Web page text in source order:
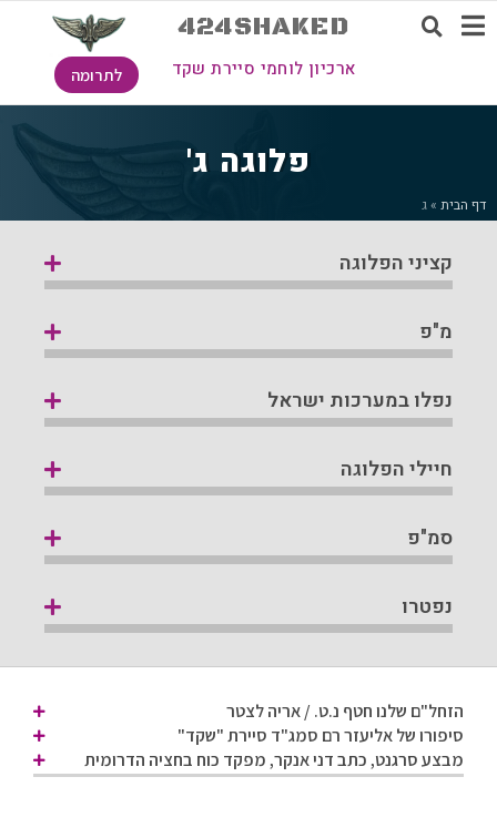
424SHAKED
ארכיון לוחמי סיירת שקד לתרומה
פלוגה ג'
דף הבית »ג
קציני הפלוגה
מ"פ
נפלו במערכות ישראל
חיילי הפלוגה
סמ"פ
נפטרו
הזחל"ם שלנו חטף נ.ט. / אריה לצטר
סיפורו של אליעזר רם סמג"ד סיירת "שקד"
מבצע סרגנט, כתב דני אנקר, מפקד כוח בחציה הדרומית